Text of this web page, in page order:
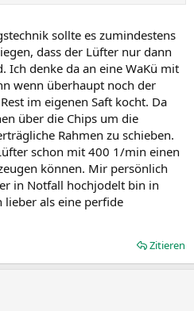
sollte es zumindestens
dass der Lüfter nur dann
denke da an eine WaKü mit
wenn überhaupt noch der
im eigenen Saft kocht. Da
über die Chips um die
Rahmen zu schieben.
schon mit 400 1/min einen
können. Mir persönlich
in Notfall hochjodelt bin in
lieber als eine perfide
Zitieren